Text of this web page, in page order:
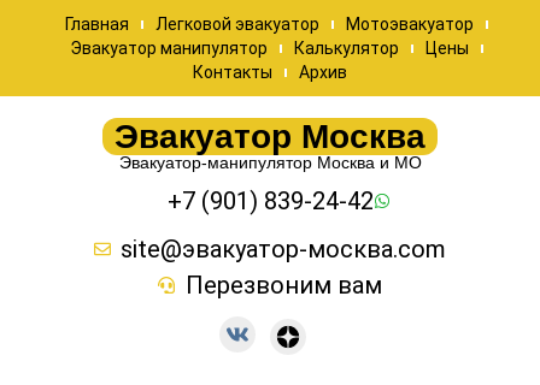
Главная Легковой эвакуатор
Мотоэвакуатор
Эвакуатор манипулятор
Калькулятор
Цены
Контакты
Архив
Эвакуатор Москва
Эвакуатор-манипулятор Москва и МО
+7 (901) 839-24-42
site@эвакуатор-москва.com
Перезвоним вам